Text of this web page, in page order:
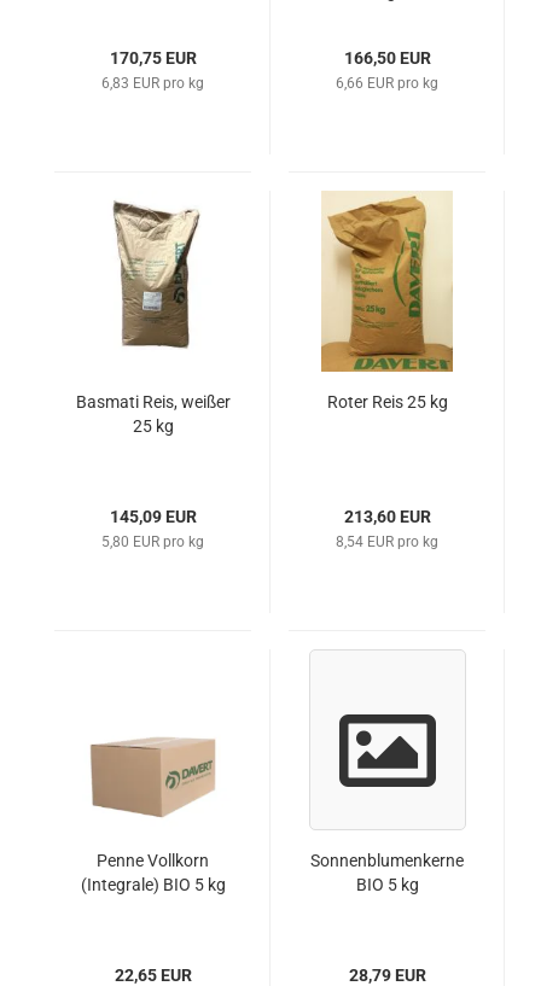
170,75 EUR
6,83 EUR pro kg
166,50 EUR
6,66 EUR pro kg
Basmati Reis, weißer
25 kg
145,09 EUR
5,80 EUR pro kg
Roter Reis 25 kg
213,60 EUR
8,54 EUR pro kg
Penne Vollkorn
(Integrale) BIO 5 kg
22,65 EUR
Sonnenblumenkerne
BIO 5 kg
28,79 EUR